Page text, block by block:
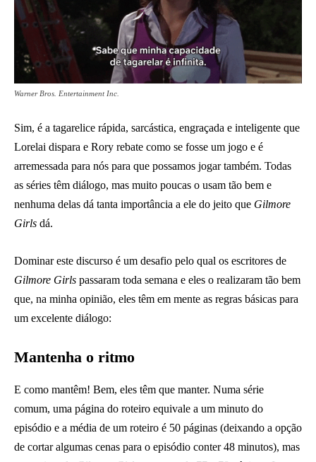
Warner Bros. Entertainment Inc.
Sim, é a tagarelice rápida, sarcástica, engraçada e inteligente que
Lorelai dispara e Rory rebate como se fosse um jogo e é
arremessada para nós para que possamos jogar também. Todas
as séries têm diálogo, mas muito poucas o usam tão bem e
nenhuma delas dá tanta importância a ele do jeito que Gilmore
Girls dá.
Dominar este discurso é um desafio pelo qual os escritores de
Gilmore Girls passaram toda semana e eles o realizaram tão bem
que, na minha opinião, eles têm em mente as regras básicas para
um excelente diálogo:
Mantenha o ritmo
E como mantêm! Bem, eles têm que manter. Numa série
comum, uma página do roteiro equivale a um minuto do
episódio e a média de um roteiro é 50 páginas (deixando a opção
de cortar algumas cenas para o episódio conter 48 minutos), mas